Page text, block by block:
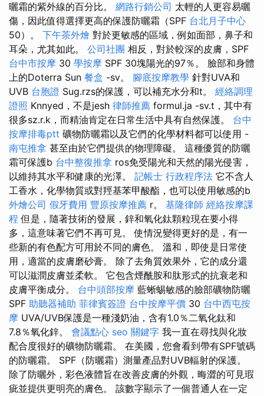
曬霜的紫外線的百分比。 網路行銷公司 太輕的人更容易曬
傷，因此值得選擇更高的保護防曬霜（SPF 台北月子中心
50）。 下午茶外燴 對於更敏感的區域，例如面部，鼻子和
耳朵，尤其如此。 公司社團 相反，對於較深的皮膚，SPF
台中市按摩 30 學按摩 SPF 30塊陽光的97％。 臉部和身體
上的Doterra Sun 餐盒 -sv。 腳底按摩教學 針對UVA和
UVB 台胞證 Sug.rzs的保護，可以補充水分和t。 經絡調理
證照 Knnyed，不是jesh 律師推薦 formul.ja -sv.t，其中有
很多sz.r.k，而精油肯定在日常生活中具有自然保護。 台中
按摩排毒ptt 礦物防曬霜以及它們的化學材料都可以使用 -
南屯推拿 甚至由於它們提供的物理障礙。 這種優質的防曬
霜可保護b 台中整復推拿 ros免受陽光和天然的陽光侵害，
以維持其水平和健康的光澤。 記帳士 行政程序法 它不含人
工香水，化學物質或對羥基苯甲酸酯，也可以使用敏感的b
外燴公司 假牙費用 豐原按摩推薦 r。 基隆律師 經絡按摩課
程 但是，隨著技術的發展，鋅和氧化鈦顆粒現在要小得
多，這意味著它們不再可見。 使情況變得更好的是，有一
些新的有色配方可用於不同的膚色。 溫和，即使是日常使
用，適當的皮膚磨砂膏。 除了去角質效果外，它的成分還
可以滋潤皮膚並柔軟。 它包含煙酰胺和肽形式的抗衰老和
皮膚平衡成分。 台中頭部按摩 藍蜥蜴敏感的臉部礦物防曬
SPF 助聽器補助 菲律賓簽證 台中按摩平價 30 台中西屯按
摩 UVA/UVB保護是一種淺奶油，含有1.0％二氧化鈦和
7.8％氧化鋅。 會議點心 seo 關鍵字 我一直在尋找與化妝
配合度很好的礦物防曬霜。 在美國，您會看到帶有SPF號碼
的防曬霜。 SPF（防曬霜）測量產品對UVB輻射的保護。
除了防曬外，彩色液體旨在改善皮膚的外觀，晦澀的可見瑕
疵並提供更明亮的膚色。 該數字顯示了一個普通人在一定